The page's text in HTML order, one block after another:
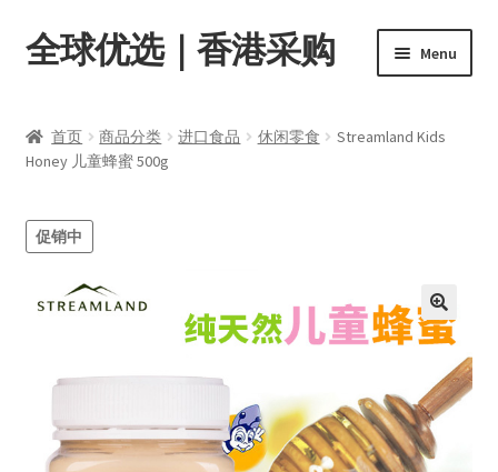
Skip
to
Skip
to
全球优选｜香港采购 Menu
商品分类
店内资讯
转账窗口
Expand
child
menu
首页 商品分类 进口食品 休闲零食
Streamland Kids
Honey 儿童蜂蜜 500g
促销中